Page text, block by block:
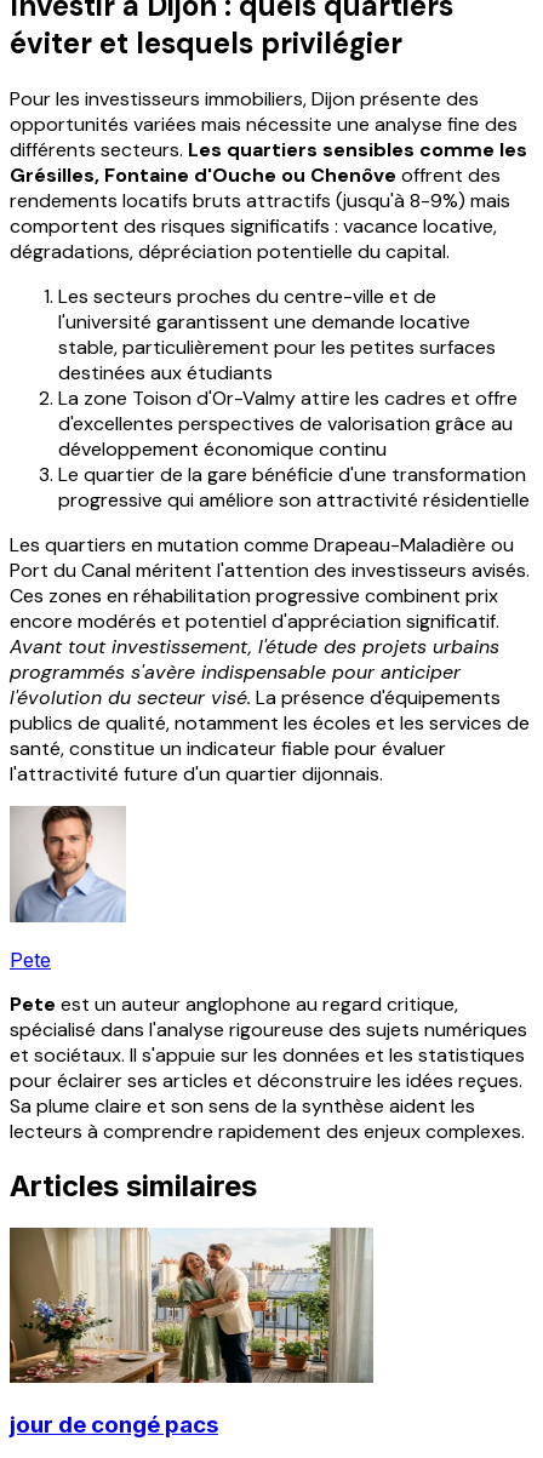
éviter et lesquels privilégier
Pour les investisseurs immobiliers, Dijon présente des
opportunités variées mais nécessite une analyse fine des
différents secteurs. Les quartiers sensibles comme les
Grésilles, Fontaine d'Ouche ou Chenôve offrent des
rendements locatifs bruts attractifs (jusqu'à 8-9%) mais
comportent des risques significatifs : vacance locative,
dégradations, dépréciation potentielle du capital.
Les secteurs proches du centre-ville et de
l'université garantissent une demande locative
stable, particulièrement pour les petites surfaces
destinées aux étudiants
La zone Toison d'Or-Valmy attire les cadres et offre
d'excellentes perspectives de valorisation grâce au
développement économique continu
Le quartier de la gare bénéficie d'une transformation
progressive qui améliore son attractivité résidentielle
Les quartiers en mutation comme Drapeau-Maladière ou
Port du Canal méritent l'attention des investisseurs avisés.
Ces zones en réhabilitation progressive combinent prix
encore modérés et potentiel d'appréciation significatif.
Avant tout investissement, l'étude des projets urbains
programmés s'avère indispensable pour anticiper
l'évolution du secteur visé. La présence d'équipements
publics de qualité, notamment les écoles et les services de
santé, constitue un indicateur fiable pour évaluer
l'attractivité future d'un quartier dijonnais.
Pete
Pete est un auteur anglophone au regard critique,
spécialisé dans l'analyse rigoureuse des sujets numériques
et sociétaux. Il s'appuie sur les données et les statistiques
pour éclairer ses articles et déconstruire les idées reçues.
Sa plume claire et son sens de la synthèse aident les
lecteurs à comprendre rapidement des enjeux complexes.
Articles similaires
jour de congé pacs